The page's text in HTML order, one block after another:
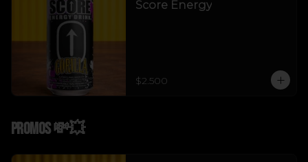
Score Energy
$2.500
Promos 💸💥